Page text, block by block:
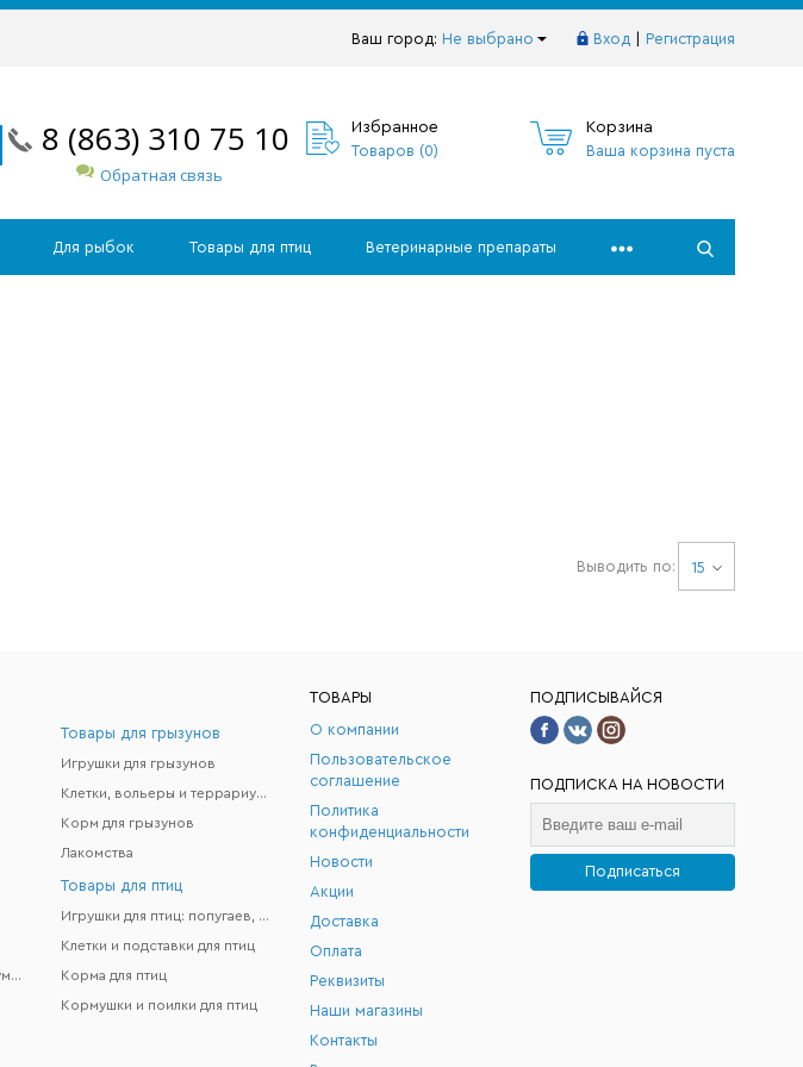
Ваш город: Не выбрано Вход Регистрация
8 (863) 310 75 10
Обратная связь
Избранное
Товаров (0)
Корзина
Ваша корзина пуста
Для рыбок Товары для птиц Ветеринарные препараты
Выводить по: 15
Товары для грызунов
Игрушки для грызунов
Клетки, вольеры и террариумы
Корм для грызунов
Лакомства
Оборудование для аквариумов
Товары для птиц
Игрушки для птиц: попугаев, канареек и др.
Клетки и подставки для птиц
Корма для птиц
Кормушки и поилки для птиц
ТОВАРЫ
О компании
Пользовательское
соглашение
Политика
конфиденциальности
Новости
Акции
Доставка
Оплата
Реквизиты
Наши магазины
Контакты
ПОДПИСЫВАЙСЯ
ПОДПИСКА НА НОВОСТИ
Подписаться